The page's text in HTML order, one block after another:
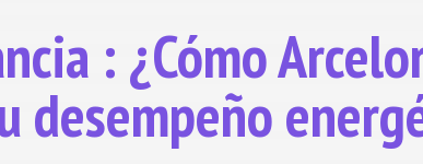
: ¿Cómo
desempeño